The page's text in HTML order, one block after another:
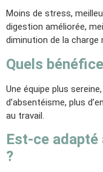
Moins de stress,
digestion améliorée,
diminution de la charge
Quels
Une équipe plus
d’absentéisme, plus
au travail.
Est-ce
?